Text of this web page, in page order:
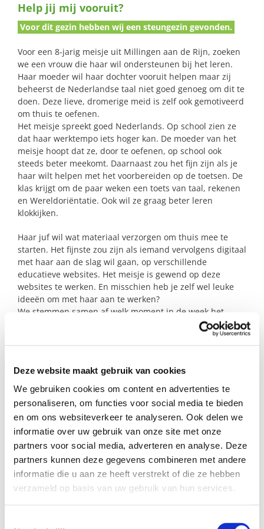
Deze website maakt gebruik van cookies
We gebruiken cookies om content en advertenties te
personaliseren, om functies voor social media te bieden
en om ons websiteverkeer te analyseren. Ook delen we
informatie over uw gebruik van onze site met onze
partners voor social media, adverteren en analyse. Deze
partners kunnen deze gegevens combineren met andere
informatie die u aan ze heeft verstrekt of die ze hebben
verzameld op basis van uw gebruik van hun services.
naar:
Help jij mij vooruit?
Voor dit gezin hebben wij een steungezin gevonden.
Voor een 8-jarig meisje uit Millingen aan de Rijn, zoeken
we een vrouw die haar wil ondersteunen bij het leren.
Haar moeder wil haar dochter vooruit helpen maar zij
beheerst de Nederlandse taal niet goed genoeg om dit te
doen. Deze lieve, dromerige meid is zelf ook gemotiveerd
om thuis te oefenen.
Het meisje spreekt goed Nederlands. Op school zien ze
dat haar werktempo iets hoger kan. De moeder van het
meisje hoopt dat ze, door te oefenen, op school ook
steeds beter meekomt. Daarnaast zou het fijn zijn als je
haar wilt helpen met het voorbereiden op de toetsen. De
klas krijgt om de paar weken een toets van taal, rekenen
en Wereldoriëntatie. Ook wil ze graag beter leren
klokkijken.
Haar juf wil wat materiaal verzorgen om thuis mee te
starten. Het fijnste zou zijn als iemand vervolgens digitaal
met haar aan de slag wil gaan, op verschillende
educatieve websites. Het meisje is gewend op deze
websites te werken. En misschien heb je zelf wel leuke
ideeën om met haar aan te werken?
We stemmen samen af welk moment in de week het
Ben jij degene die dit meisje verder op weg helpt in haar
Profiel steungezin
Wij zoeken een vrouw in de omgeving van
Millingen aan de Rijn:
Die dit meisje wekelijks een uurtje wil
helpen oefenen met leerstof, dit kan op
maandag t/m donderdag na 14.00;
Die haar helpt met de voorbereiding op-